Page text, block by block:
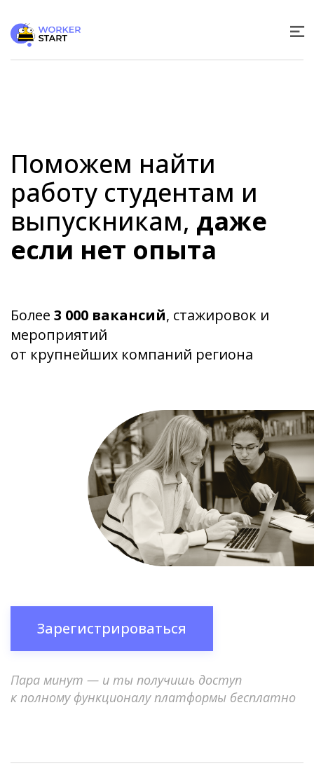
Поможем найти
работу студентам и
выпускникам, даже
если нет опыта
Более 3 000 вакансий, стажировок и
мероприятий
от крупнейших компаний региона
Зарегистрироваться
Пара минут — и ты получишь доступ
к полному функционалу платформы бесплатно